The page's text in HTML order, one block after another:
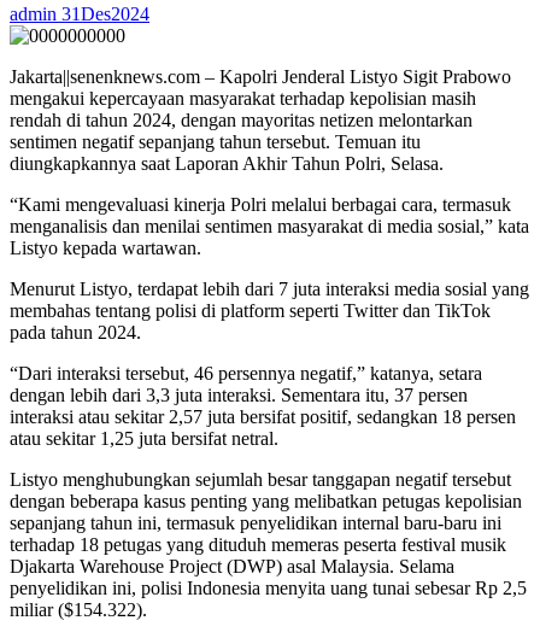
admin 31Des2024
Jakarta||senenknews.com – Kapolri Jenderal Listyo Sigit Prabowo
mengakui kepercayaan masyarakat terhadap kepolisian masih
rendah di tahun 2024, dengan mayoritas netizen melontarkan
sentimen negatif sepanjang tahun tersebut. Temuan itu
diungkapkannya saat Laporan Akhir Tahun Polri, Selasa.
“Kami mengevaluasi kinerja Polri melalui berbagai cara, termasuk
menganalisis dan menilai sentimen masyarakat di media sosial,” kata
Listyo kepada wartawan.
Menurut Listyo, terdapat lebih dari 7 juta interaksi media sosial yang
membahas tentang polisi di platform seperti Twitter dan TikTok
pada tahun 2024.
“Dari interaksi tersebut, 46 persennya negatif,” katanya, setara
dengan lebih dari 3,3 juta interaksi. Sementara itu, 37 persen
interaksi atau sekitar 2,57 juta bersifat positif, sedangkan 18 persen
atau sekitar 1,25 juta bersifat netral.
Listyo menghubungkan sejumlah besar tanggapan negatif tersebut
dengan beberapa kasus penting yang melibatkan petugas kepolisian
sepanjang tahun ini, termasuk penyelidikan internal baru-baru ini
terhadap 18 petugas yang dituduh memeras peserta festival musik
Djakarta Warehouse Project (DWP) asal Malaysia. Selama
penyelidikan ini, polisi Indonesia menyita uang tunai sebesar Rp 2,5
miliar ($154.322).